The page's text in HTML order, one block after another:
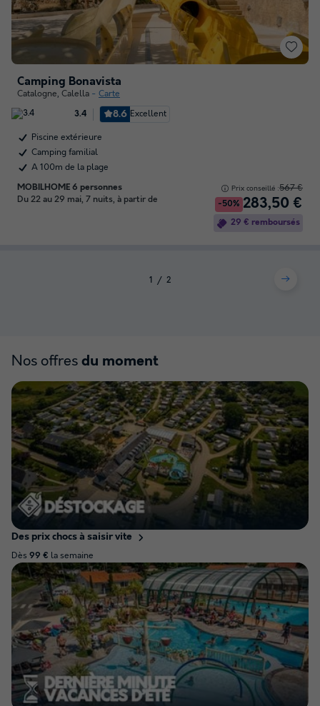
Camping Bonavista
Catalogne, Calella Carte
3.4 8.6 Excellent
Piscine extérieure
Camping familial
A 100m de la plage
MOBILHOME 6 personnes
Du 22 au 29 mai, 7 nuits, à partir de
Prix conseillé :567 €
-50% 283,50 €
29 € remboursés
1 2
Nos offres du moment
Des prix chocs à saisir vite
Dès 99 € la semaine